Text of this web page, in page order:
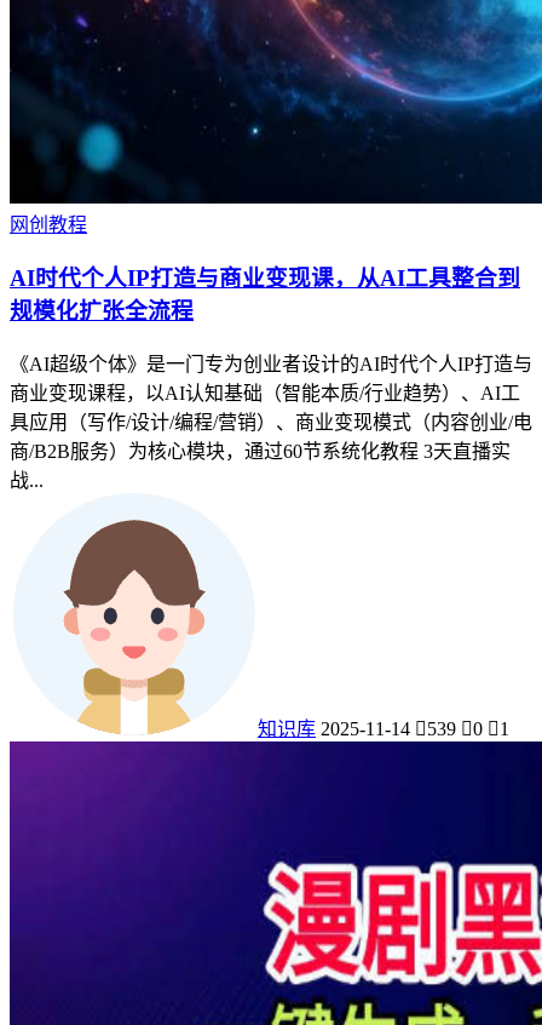
网创教程
AI时代个人IP打造与商业变现课，从AI工具整合到
规模化扩张全流程
《AI超级个体》是一门专为创业者设计的AI时代个人IP打造与
商业变现课程，以AI认知基础（智能本质/行业趋势）、AI工
具应用（写作/设计/编程/营销）、商业变现模式（内容创业/电
商/B2B服务）为核心模块，通过60节系统化教程 3天直播实
战...
知识库 2025-11-14 539 0 1